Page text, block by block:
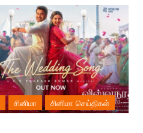
சினிமா சினிமா செய்திகள்